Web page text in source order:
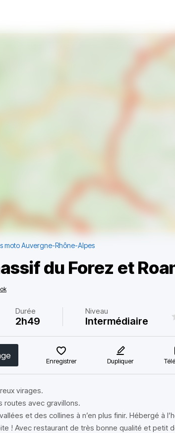
moto Auvergne-Rhône-Alpes
du Forez et
Durée
2h49
Niveau
Intermédiaire
Enregistrer Dupliquer
virages.
routes avec gravillons.
et des collines à n’en plus finir. Hébergé à
! Avec restaurant de très bonne qualité et petit